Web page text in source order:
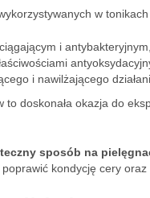
w
i antybakteryjnym,
i nawilżającego
to doskonała okazja do
sposób na
kondycję cery